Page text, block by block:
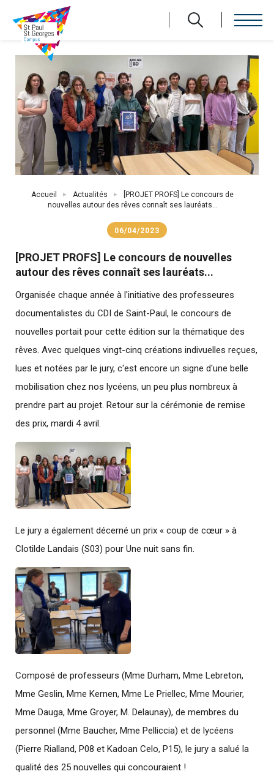
principal
d'Ariane
Accueil Actualités
[PROJET PROFS] Le concours de
nouvelles autour des rêves connaît ses lauréats...
06/04/2023
[PROJET PROFS] Le concours de nouvelles
autour des rêves connaît ses lauréats...
Organisée chaque année à l'initiative des professeures
documentalistes du CDI de Saint-Paul, le concours de
nouvelles portait pour cette édition sur la thématique des
rêves. Avec quelques vingt-cinq créations indivuelles reçues,
lues et notées par le jury, c'est encore un signe d'une belle
mobilisation chez nos lycéens, un peu plus nombreux à
prendre part au projet. Retour sur la cérémonie de remise
des prix, mardi 4 avril.
Le jury a également décerné un prix « coup de cœur » à
Clotilde Landais (S03) pour Une nuit sans fin.
Composé de professeurs (Mme Durham, Mme Lebreton,
Mme Geslin, Mme Kernen, Mme Le Priellec, Mme Mourier,
Mme Dauga, Mme Groyer, M. Delaunay), de membres du
personnel (Mme Baucher, Mme Pelliccia) et de lycéens
(Pierre Rialland, P08 et Kadoan Celo, P15), le jury a salué la
qualité des 25 nouvelles qui concouraient !